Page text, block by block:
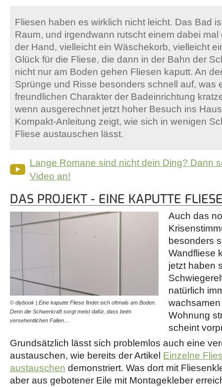
Fliesen haben es wirklich nicht leicht. Das Bad
Raum, und irgendwann rutscht einem dabei
der Hand, vielleicht ein Wäschekorb, vielleicht
Glück für die Fliese, die dann in der Bahn der
nicht nur am Boden gehen Fliesen kaputt. An
Sprünge und Risse besonders schnell auf, was
freundlichen Charakter der Badeinrichtung
wenn ausgerechnet jetzt hoher Besuch ins
Kompakt-Anleitung zeigt, wie sich in wenigen
Fliese austauschen lässt.
Lange Romane sind nicht dein Ding? Dann
Video an!
DAS PROJEKT - EINE KAPUTTE
© diybook | Eine kaputte Fliese findet sich oftmals am Boden.
Denn die Schwerkraft sorgt meist dafür, dass beim
versehentlichen Fallen…
Auch das
besonders
Wandfliese
jetzt haben
natürlich
Wohnung
scheint
Grundsätzlich lässt sich problemlos auch eine
austauschen, wie bereits der Artikel Einzelne
austauschen demonstriert. Was dort mit
aber aus gebotener Eile mit Montagekleber